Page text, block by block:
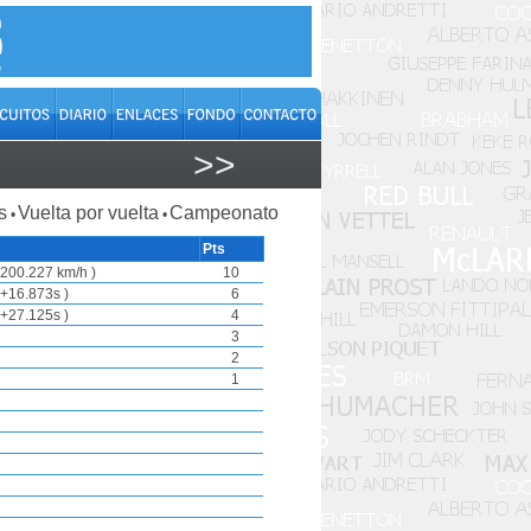
>>
•Vuelta por vuelta •Campeonato
Pts
km/h )
10
)
6
)
4
3
2
1